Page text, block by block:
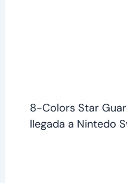
8-Colors Star
llegada a Nintedo